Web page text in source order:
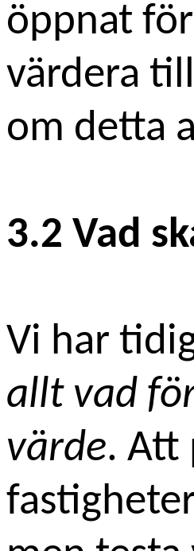
öppnat
värdera
om detta
3.2 Vad
Vi har
allt vad
värde. Att